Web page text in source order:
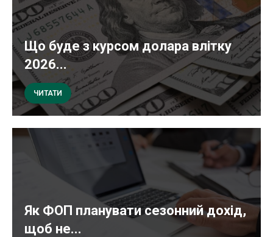
Що буде з курсом долара влітку
2026...
ЧИТАТИ
Як ФОП планувати сезонний дохід,
щоб не...